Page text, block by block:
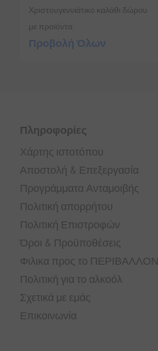
Χριστουγεννιάτικο καλάθι δώρου
με προϊόντα
Προβολή Όλων
Πληροφορίες
Χάρτης ιστοτόπου
Αποστολή & Επεξεργασία
Προγράμματα Ανταμοιβής
Πολιτική απορρήτου
Πολιτική Επιστροφών
Όροι & Προϋποθέσεις
Φιλικα προς το ΠΕΡΙΒΑΛΛΟΝ
Πολιτική για το αλκοόλ
Σχετικά με εμάς
Επικοινωνία